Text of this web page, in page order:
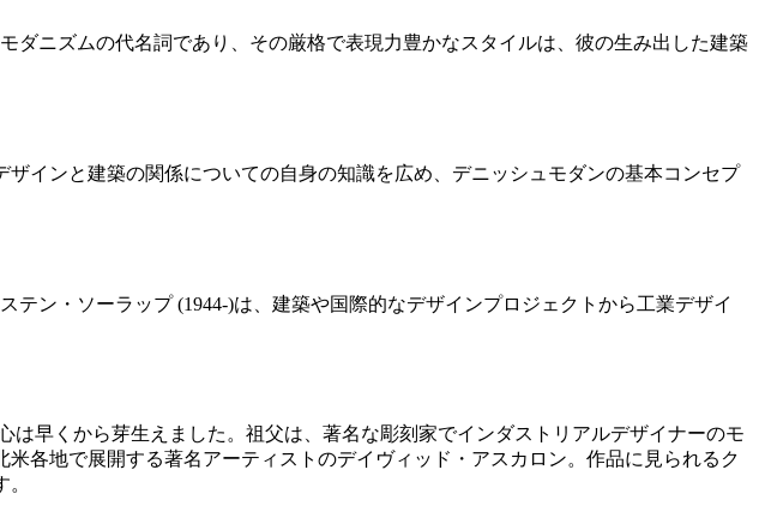
ダニズムの代名詞であり、その厳格で表現力豊かなスタイルは、彼の生み出した建築
インと建築の関係についての自身の知識を広め、デニッシュモダンの基本コンセプ
ン・ソーラップ (1944-)は、建築や国際的なデザインプロジェクトから工業デザイ
早くから芽生えました。祖父は、著名な彫刻家でインダストリアルデザイナーのモ
各地で展開する著名アーティストのデイヴィッド・アスカロン。作品に見られるク